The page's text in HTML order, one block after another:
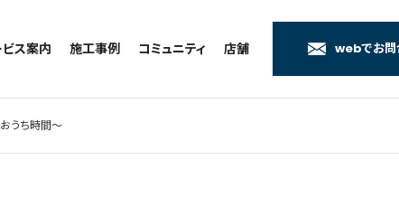
ム
ム
ム
ス案内
談室・よくある質問
施工事例
トイレの施工事例
キッチンの施工事例
コミュニティ
アルブル通信
ブログ
店舗
墨田店
日本橋店
webでお問
うち時間～